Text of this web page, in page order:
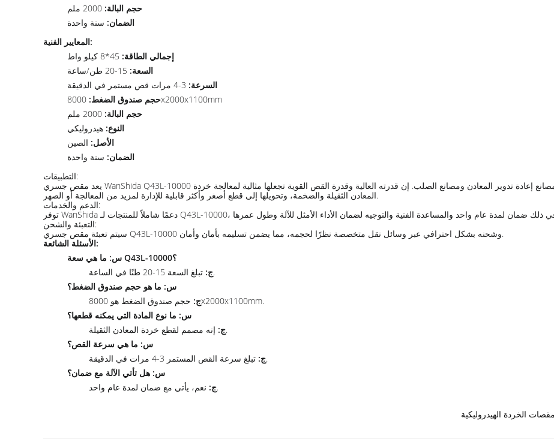
حجم البالة:
الضمان: سنة واحدة
المعايير الفنية:
إجمالي الطاقة:
السعة:
السرعة:
حجم صندوق الضغط:8000x2000x1100mm
حجم البالة:
النوع: هيدروليكي
الأصل: الصين
الضمان: سنة واحدة
التطبيقات:
يعد مقص جسري WanShida Q43L-10000 قطعة معدات حيوية لساحات الخردة واسعة النطاق ومصانع إعادة تدوير المعادن ومصانع الصلب. إن قدرته العالية وقدرة القص القوية تجعلها مثالية لمعالجة خردة
المعادن الثقيلة والضخمة، وتحويلها إلى قطع أصغر وأكثر قابلية للإدارة لمزيد من المعالجة أو الصهر.
الدعم والخدمات:
التعبئة والشحن:
سيتم تعبئة مقص جسري Q43L-10000 وشحنه بشكل احترافي عبر وسائل نقل متخصصة نظرًا لحجمه، مما يضمن تسليمه بأمان وأمان.
الأسئلة الشائعة:
س: ما هي سعة Q43L-10000؟
ج:تبلغ السعة 15-20 طنًا في الساعة.
س: ما هو حجم صندوق الضغط؟
ج:حجم صندوق الضغط هو 8000x2000x1100mm.
س: ما نوع المادة التي يمكنه قطعها؟
ج:إنه مصمم لقطع خردة المعادن الثقيلة.
س: ما هي سرعة القص؟
ج:تبلغ سرعة القص المستمر 3-4 مرات في الدقيقة.
س: هل تأتي الآلة مع ضمان؟
ج:نعم، يأتي مع ضمان لمدة عام واحد.
مقصات الخردة الهيدروليكية